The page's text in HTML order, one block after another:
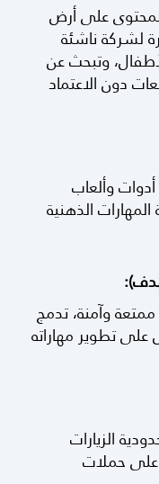
على أرض
لشركة ناشئة
وتبحث عن
دون الاعتماد
وألعاب
الذهنية
وآمنة، تدمج
على تطوير مهاراته
الزيارات
على حملات